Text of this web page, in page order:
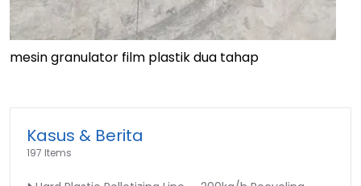
mesin granulator film plastik dua tahap
Kasus & Berita
197 Items